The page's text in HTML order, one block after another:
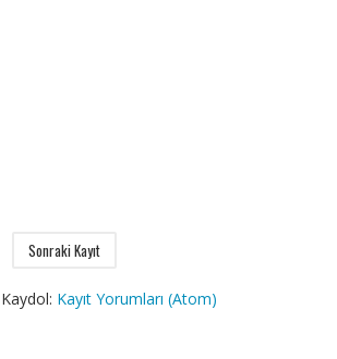
Sonraki Kayıt
Kaydol: Kayıt Yorumları (Atom)